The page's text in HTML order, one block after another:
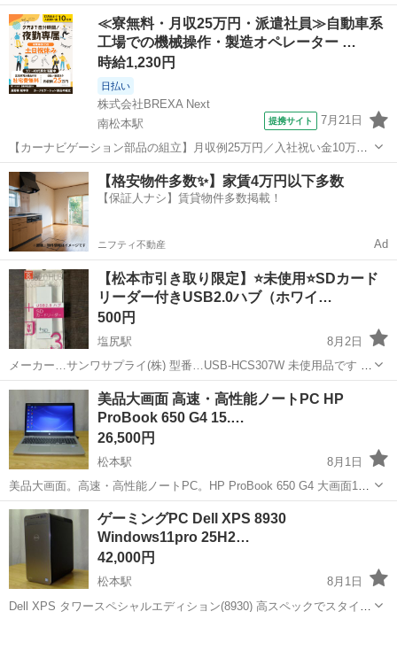
付終了していない物はまだ御座いますので出品一覧から過去の商品も
ご覧ください 【状態】 中古品…簡易清掃のみとなりますのでご使用の
前にクリーニング...
長野 東筑摩郡 塩尻駅 周辺機器 ハブ
≪寮無料・月収25万円・派遣社員≫自動車系
工場での機械操作・製造オペレーター …
時給1,230円
日払い
株式会社BREXA Next
南松本駅
提携サイト 7月21日
【カーナビゲーション部品の組立】月収例25万円／入社祝い金10万
円！／うれしい土日祝休み★年間休日125日／稼げる夜勤専属！日払い
OK！ 人気の工場のお仕事 ◇カーナビゲーション部品の組立◇ ■ 業務
内容 車載用カーナビゲ...
長野 松本市 南松本駅 その他
【格安物件多数✨】家賃4万円以下多数
【保証人ナシ】賃貸物件多数掲載！
ニフティ不動産 Ad
【松本市引き取り限定】⭐未使用⭐SDカード
リーダー付きUSB2.0ハブ（ホワイ…
500円
塩尻駅
8月2日
メーカー…サンワサプライ(株) 型番…USB-HCS307W 未使用品です 受
付終了していない物はまだ御座いますので出品一覧から過去の商品も
ご覧ください 【状態】 中古品…簡易清掃のみとなりますのでご使用の
前にクリーニン...
長野 東筑摩郡 塩尻駅 周辺機器 リーダー
美品大画面 高速・高性能ノートPC HP
ProBook 650 G4 15.…
26,500円
松本駅
8月1日
美品大画面。高速・高性能ノートPC。HP ProBook 650 G4 大画面15.6
インチ、スリムでスタイリッシュなデザイン。 Windows11 pro。Core-
i3、メモリー8GB搭載。 ストレージはハードディ...
長野 松本市 松本駅 ノートパソコン
ゲーミングPC Dell XPS 8930
Windows11pro 25H2…
42,000円
松本駅
8月1日
Dell XPS タワースペシャルエディション(8930) 高スペックでスタイリ